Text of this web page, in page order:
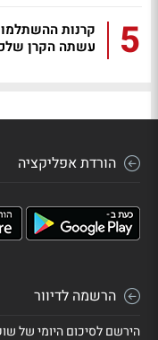
5
קרנות
עשתה הקרן
הורדת אפליקציה
הרשמה לדיוור
הירשם לסיכום היומי של